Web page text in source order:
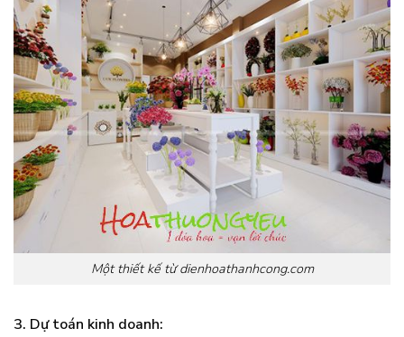
Một thiết kế từ dienhoathanhcong.com
3. Dự toán kinh doanh: